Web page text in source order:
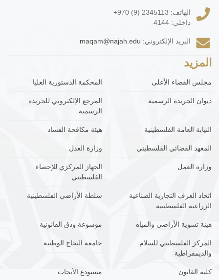
الهاتف: +970 (9) 2345113
داخلي: 4144
البريد الإلكتروني: maqam@najah.edu
المزيد
مجلس القضاء الأعلى المحكمة الدستورية العليا
ديوان الجريدة الرسمية
المرجع الإلكتروني للجريدة
الرسمية
النيابة العامة الفلسطينية هيئة مكافحة الفساد
المعهد القضائي الفلسطيني وزارة العدل
وزارة العمل
الجهاز المركزي للإحصاء
الفلسطيني
اتحاد الغرف التجارية الصناعية
الزراعية الفلسطينية
سلطة الأراضي الفلسطينية
هيئة تسوية الأراضي والمياه موسوعة ودق القانونية
المركز الفلسطيني للسلام
والديمقراطية
جامعة النجاح الوطنية
كلية القانون مستودع الأبحاث